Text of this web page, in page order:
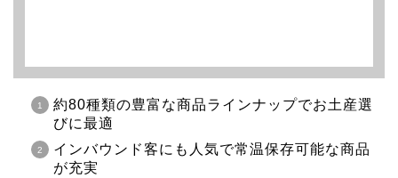
約80種類の豊富な商品ラインナップでお土産選
びに最適
インバウンド客にも人気で常温保存可能な商品
が充実